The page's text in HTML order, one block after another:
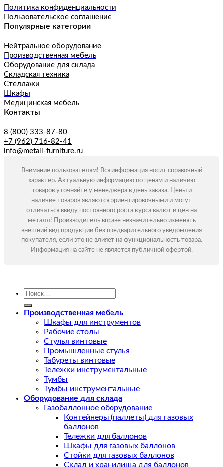
Политика конфиденциальности
Пользовательское соглашение
Популярные категории
Нейтральное оборудование
Производственная мебель
Оборудование для склада
Складская техника
Стеллажи
Шкафы
Медицинская мебель
Контакты
8 (800) 333-87-80
+7 (962) 716-82-41
info@metall-furniture.ru
Внимание пользователям! Вся информация носит справочный
характер. Актуальную информацию по ценам и наличию
товаров уточняйте у менеджера в день заказа. Цены и
наличие товаров являются ориентировочными и могут
отличаться ввиду постоянного роста курса валют и цен на
металл! Производитель вправе незначительно изменять
внешний вид продукции без предварительного уведомления
покупателя, если это не влияет на функциональность товара.
Информация на сайте не является публичной офертой.
Искать:
Производственная мебель
Шкафы для инструментов
Рабочие столы
Стулья винтовые
Промышленные стулья
Табуреты винтовые
Тележки инструментальные
Тумбы
Тумбы инструментальные
Оборудование для склада
Газобаллонное оборудование
Контейнеры (паллеты) для газовых
баллонов
Тележки для баллонов
Шкафы для газовых баллонов
Стойки для газовых баллонов
Склад и хранилища для баллонов